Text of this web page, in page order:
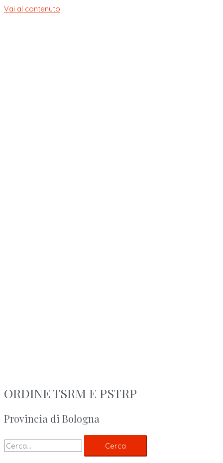
Vai al contenuto
ORDINE TSRM E PSTRP
Provincia di Bologna
Cerca